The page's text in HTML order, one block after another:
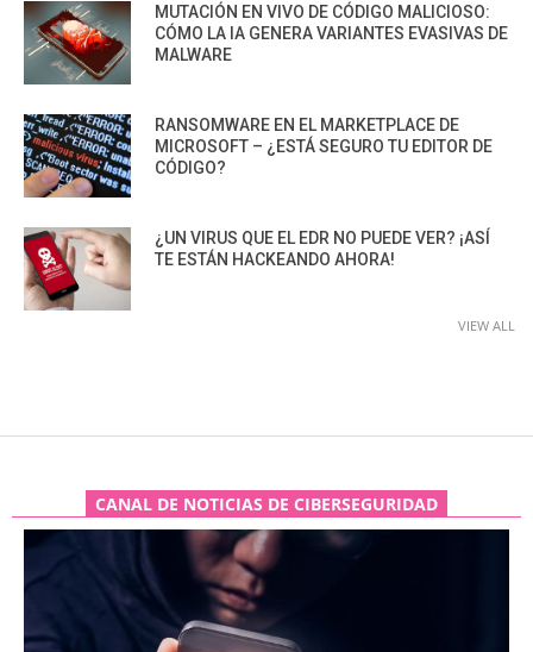
MUTACIÓN EN VIVO DE CÓDIGO MALICIOSO:
CÓMO LA IA GENERA VARIANTES EVASIVAS DE
MALWARE
RANSOMWARE EN EL MARKETPLACE DE
MICROSOFT – ¿ESTÁ SEGURO TU EDITOR DE
CÓDIGO?
¿UN VIRUS QUE EL EDR NO PUEDE VER? ¡ASÍ
TE ESTÁN HACKEANDO AHORA!
VIEW ALL
CANAL DE NOTICIAS DE CIBERSEGURIDAD